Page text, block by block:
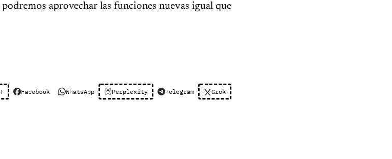
aprovechar las funciones nuevas igual que
Facebook WhatsApp Perplexity Telegram Grok